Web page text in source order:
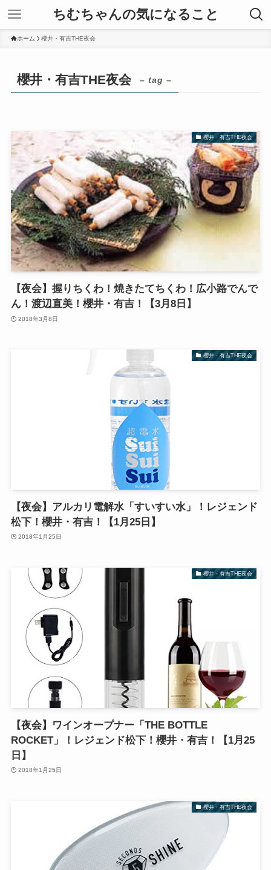
ちむちゃんの気になること
ホーム 櫻井・有吉THE夜会
櫻井・有吉THE夜会 – tag –
櫻井・有吉THE夜会
【夜会】握りちくわ！焼きたてちくわ！広小路でんで
ん！渡辺直美！櫻井・有吉！【3月8日】
2018年3月8日
櫻井・有吉THE夜会
【夜会】アルカリ電解水「すいすい水」！レジェンド
松下！櫻井・有吉！【1月25日】
2018年1月25日
櫻井・有吉THE夜会
【夜会】ワインオープナー「THE BOTTLE
ROCKET」！レジェンド松下！櫻井・有吉！【1月25
日】
2018年1月25日
櫻井・有吉THE夜会